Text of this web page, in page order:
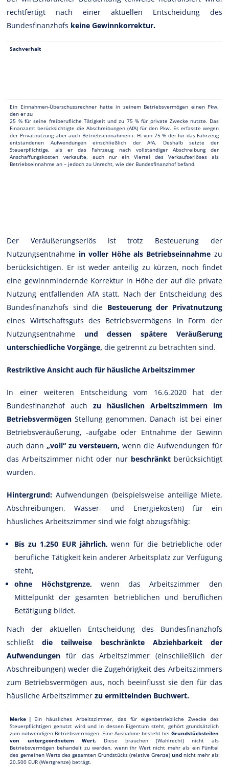
rechtfertigt nach einer aktuellen Entscheidung des
Bundesfinanzhofs keine Gewinnkorrektur.
Sachverhalt
Ein Einnahmen-Überschussrechner hatte in seinem Betriebsvermögen einen Pkw,
den er zu
25 % für seine freiberufliche Tätigkeit und zu 75 % für private Zwecke nutzte. Das
Finanzamt berücksichtigte die Abschreibungen (AfA) für den Pkw. Es erfasste wegen
der Privatnutzung aber auch Betriebseinnahmen i. H. von 75 % der für das Fahrzeug
entstandenen Aufwendungen einschließlich der AfA. Deshalb setzte der
Steuerpflichtige, als er das Fahrzeug nach vollständiger Abschreibung der
Anschaffungskosten verkaufte, auch nur ein Viertel des Verkaufserlöses als
Betriebseinnahme an – jedoch zu Unrecht, wie der Bundesfinanzhof befand.
Der Veräußerungserlös ist trotz Besteuerung der
Nutzungsentnahme in voller Höhe als Betriebseinnahme zu
berücksichtigen. Er ist weder anteilig zu kürzen, noch findet
eine gewinnmindernde Korrektur in Höhe der auf die private
Nutzung entfallenden AfA statt. Nach der Entscheidung des
Bundesfinanzhofs sind die Besteuerung der Privatnutzung
eines Wirtschaftsguts des Betriebsvermögens in Form der
Nutzungsentnahme und dessen spätere Veräußerung
unterschiedliche Vorgänge, die getrennt zu betrachten sind.
Restriktive Ansicht auch für häusliche Arbeitszimmer
In einer weiteren Entscheidung vom 16.6.2020 hat der
Bundesfinanzhof auchzu häuslichen Arbeitszimmern im
Betriebsvermögen Stellung genommen. Danach ist bei einer
Betriebsveräußerung, -aufgabe oder Entnahme der Gewinn
auch dann „voll“ zu versteuern, wenn die Aufwendungen für
das Arbeitszimmer nicht oder nur beschränktberücksichtigt
wurden.
Hintergrund: Aufwendungen (beispielsweise anteilige Miete,
Abschreibungen, Wasser- und Energiekosten) für ein
häusliches Arbeitszimmer sind wie folgt abzugsfähig:
Bis zu 1.250 EUR jährlich, wenn für die betriebliche oder
berufliche Tätigkeit kein anderer Arbeitsplatz zur Verfügung
steht,
ohne Höchstgrenze, wenn das Arbeitszimmer den
Mittelpunkt der gesamten betrieblichen und beruflichen
Betätigung bildet.
Nach der aktuellen Entscheidung des Bundesfinanzhofs
schließtdie teilweise beschränkte Abziehbarkeit der
Aufwendungen für das Arbeitszimmer (einschließlich der
Abschreibungen) weder die Zugehörigkeit des Arbeitszimmers
zum Betriebsvermögen aus, noch beeinflusst sie den für das
häusliche Arbeitszimmerzu ermittelnden Buchwert.
Merke | Ein häusliches Arbeitszimmer, das für eigenbetriebliche Zwecke des
Steuerpflichtigen genutzt wird und in dessen Eigentum steht, gehört grundsätzlich
zum notwendigen Betriebsvermögen. Eine Ausnahme besteht beiGrundstücksteilen
von untergeordnetem Wert. Diese brauchen (Wahlrecht) nicht als
Betriebsvermögen behandelt zu werden, wenn ihr Wert nicht mehr als ein Fünftel
des gemeinen Werts des gesamten Grundstücks (relative Grenze)und nicht mehr als
20.500 EUR (Wertgrenze) beträgt.